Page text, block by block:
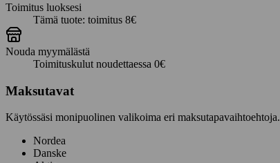
Toimitus luoksesi
Tämä tuote: toimitus 8€
Nouda myymälästä
Toimituskulut noudettaessa 0€
Maksutavat
Käytössäsi monipuolinen valikoima eri maksutapavaihtoehtoja.
Nordea
Danske